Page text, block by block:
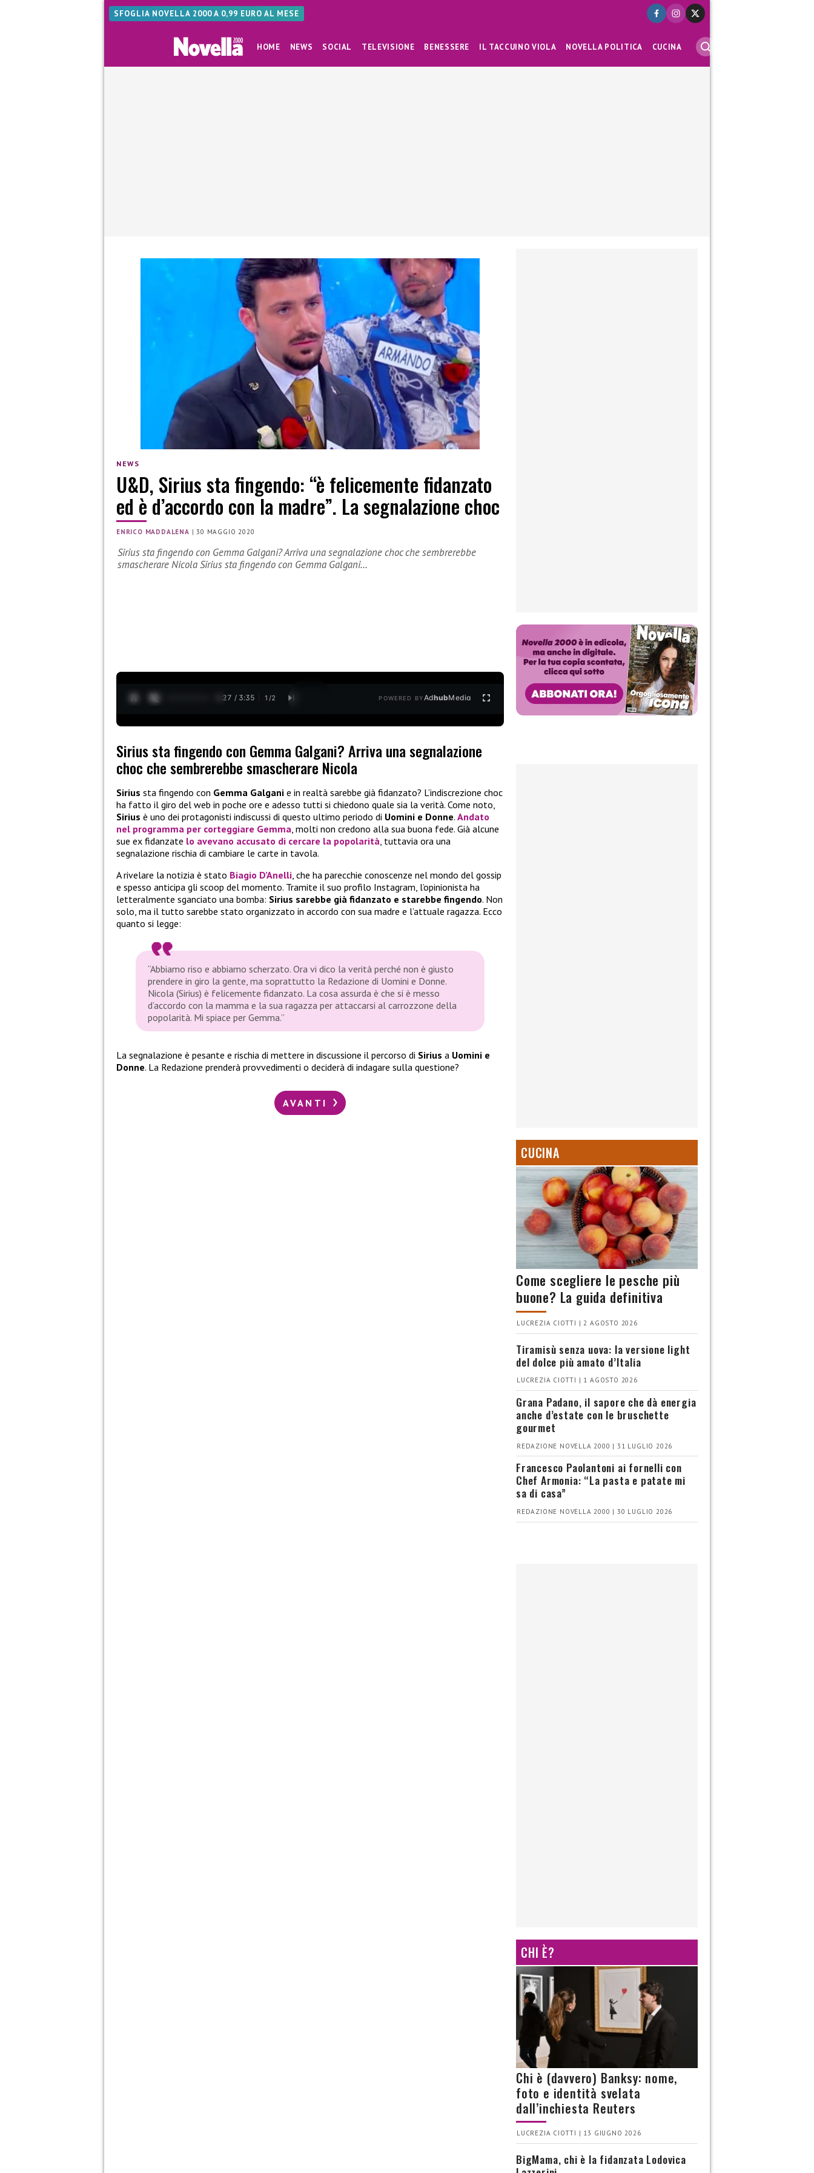
SFOGLIA NOVELLA 2000 A 0,99 EURO AL MESE
HOME NEWS SOCIAL TELEVISIONE BENESSERE IL TACCUINO VIOLA NOVELLA POLITICA CUCINA
NEWS
U&D, Sirius sta fingendo: “è felicemente fidanzato
ed è d’accordo con la madre”. La segnalazione choc
ENRICO MADDALENA |30 MAGGIO 2020
Sirius sta fingendo con Gemma Galgani? Arriva una segnalazione choc che sembrerebbe
smascherare Nicola Sirius sta fingendo con Gemma Galgani…
0:28 / 3:35 1 /2 POWERED BYAdhubMedia
Sirius sta fingendo con Gemma Galgani? Arriva una segnalazione
choc che sembrerebbe smascherare Nicola
Sirius sta fingendo con Gemma Galgani e in realtà sarebbe già fidanzato? L’indiscrezione choc
ha fatto il giro del web in poche ore e adesso tutti si chiedono quale sia la verità. Come noto,
Sirius è uno dei protagonisti indiscussi di questo ultimo periodo di Uomini e Donne. Andato
nel programma per corteggiare Gemma, molti non credono alla sua buona fede. Già alcune
sue ex fidanzate lo avevano accusato di cercare la popolarità, tuttavia ora una
segnalazione rischia di cambiare le carte in tavola.
A rivelare la notizia è stato Biagio D’Anelli, che ha parecchie conoscenze nel mondo del gossip
e spesso anticipa gli scoop del momento. Tramite il suo profilo Instagram, l’opinionista ha
letteralmente sganciato una bomba: Sirius sarebbe già fidanzato e starebbe fingendo. Non
solo, ma il tutto sarebbe stato organizzato in accordo con sua madre e l’attuale ragazza. Ecco
quanto si legge:
“Abbiamo riso e abbiamo scherzato. Ora vi dico la verità perché non è giusto
prendere in giro la gente, ma soprattutto la Redazione di Uomini e Donne.
Nicola (Sirius) è felicemente fidanzato. La cosa assurda è che si è messo
d’accordo con la mamma e la sua ragazza per attaccarsi al carrozzone della
popolarità. Mi spiace per Gemma.”
La segnalazione è pesante e rischia di mettere in discussione il percorso di Sirius a Uomini e
Donne. La Redazione prenderà provvedimenti o deciderà di indagare sulla questione?
AVANTI
CUCINA
Come scegliere le pesche più
buone? La guida definitiva
LUCREZIA CIOTTI | 2 AGOSTO 2026
Tiramisù senza uova: la versione light
del dolce più amato d’Italia
LUCREZIA CIOTTI | 1 AGOSTO 2026
Grana Padano, il sapore che dà energia
anche d’estate con le bruschette
gourmet
REDAZIONE NOVELLA 2000 | 31 LUGLIO 2026
Francesco Paolantoni ai fornelli con
Chef Armonia: “La pasta e patate mi
sa di casa”
REDAZIONE NOVELLA 2000 | 30 LUGLIO 2026
CHI È?
Chi è (davvero) Banksy: nome,
foto e identità svelata
dall’inchiesta Reuters
LUCREZIA CIOTTI | 13 GIUGNO 2026
BigMama, chi è la fidanzata Lodovica